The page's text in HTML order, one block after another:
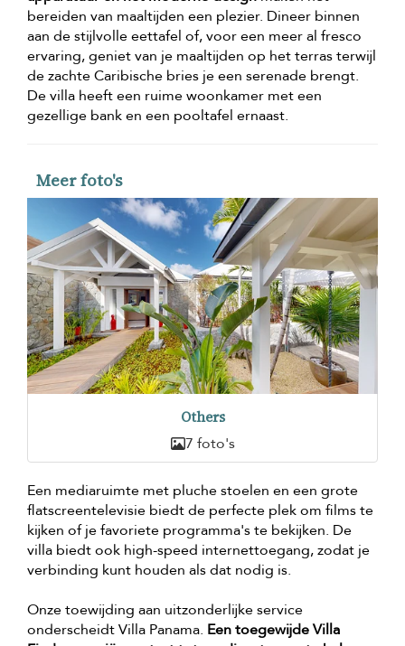
bereiden van maaltijden een plezier. Dineer binnen
aan de stijlvolle eettafel of, voor een meer al fresco
ervaring, geniet van je maaltijden op het terras terwijl
de zachte Caribische bries je een serenade brengt.
De villa heeft een ruime woonkamer met een
gezellige bank en een pooltafel ernaast.
Meer foto's
Others
7 foto's
Een mediaruimte met pluche stoelen en een grote
flatscreentelevisie biedt de perfecte plek om films te
kijken of je favoriete programma's te bekijken. De
villa biedt ook high-speed internettoegang, zodat je
verbinding kunt houden als dat nodig is.
Onze toewijding aan uitzonderlijke service
onderscheidt Villa Panama. Een toegewijde Villa